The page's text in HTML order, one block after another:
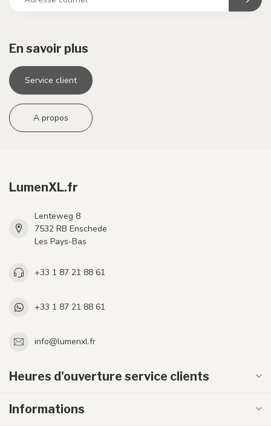
En savoir plus
Service client
A propos
LumenXL.fr
Lenteweg 8
7532 RB Enschede
Les Pays-Bas
+33 1 87 21 88 61
+33 1 87 21 88 61
info@lumenxl.fr
Heures d'ouverture service clients
Informations